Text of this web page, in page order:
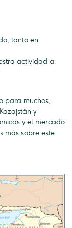
tanto en
actividad a
para muchos,
y
y el mercado
más sobre este